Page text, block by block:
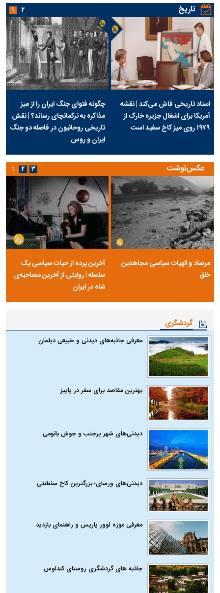
تاریخ
اسناد تاریخی فاش می‌کند | نقشه
آمریکا برای اشغال جزیره خارک از
۱۹۷۹ روی میز کاخ سفید است
چگونه فتوای جنگ ایران را از میز
مذاکره به ترکمانچای رساند؟ | نقش
تاریخی روحانیون در فاصله دو جنگ
ایران و روس
۱ ۲
عکس‌نوشت
مرصاد و الهیات سیاسی مجاهدین
خلق
آخرین پرده از حیات سیاسی یک
سلسله | روایتی از آخرین مصاحبه‌ی
شاه در ایران
۱ ۲ ۳
گردشگری
معرفی جاذبه‌های دیدنی و طبیعی دیلمان
بهترین مقاصد برای سفر در پاییز
دیدنی‌های شهر پرجنب و جوش باتومی
دیدنی‌های ورسای؛ بزرگترین کاخ سلطنتی
معرفی موزه لوور پاریس و راهنمای بازدید
جاذبه های گردشگری روستای کندلوس